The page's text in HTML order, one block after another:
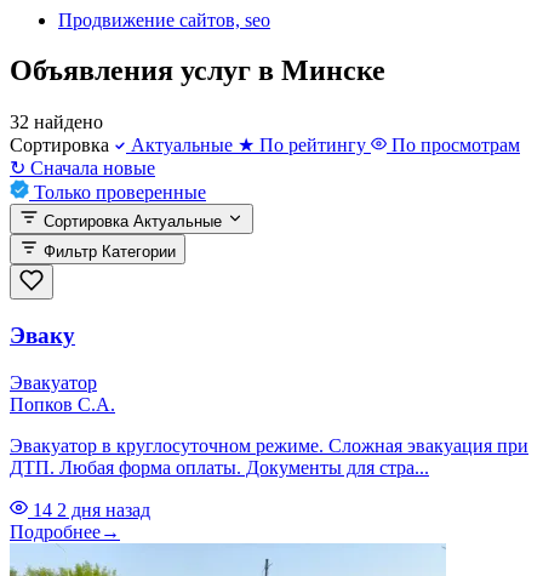
Продвижение сайтов, seo
Объявления услуг в Минске
32 найдено
Сортировка
Актуальные ★ По рейтингу
По просмотрам
↻ Сначала новые
Только проверенные
Сортировка Актуальные
Фильтр Категории
Эваку
Эвакуатор
Попков С.А.
Эвакуатор в круглосуточном режиме. Сложная эвакуация при
ДТП. Любая форма оплаты. Документы для стра...
14 2 дня назад
Подробнее→